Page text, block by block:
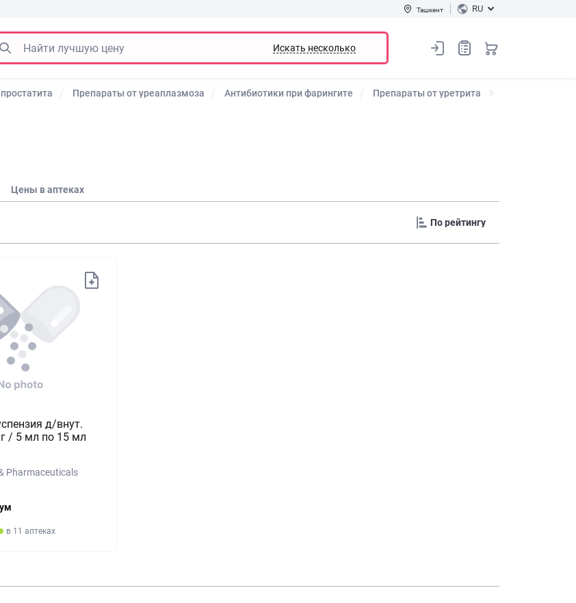
Ташкент RU
Искать несколько
Препараты от уреаплазмоза Антибиотики при фарингите Препараты от уретрита
Цены в аптеках
д/внут.
/ 5 мл по 15 мл
Pharmaceuticals
в 11 аптеках